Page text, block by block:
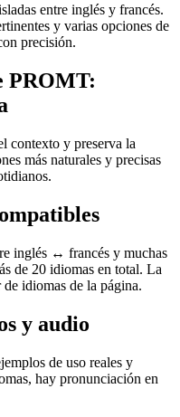
entre inglés y francés.
y varias opciones de
precisión.
PROMT:
contexto y preserva la
más naturales y precisas
inglés ↔ francés y muchas
de 20 idiomas en total. La
idiomas de la página.
y audio
de uso reales y
hay pronunciación en